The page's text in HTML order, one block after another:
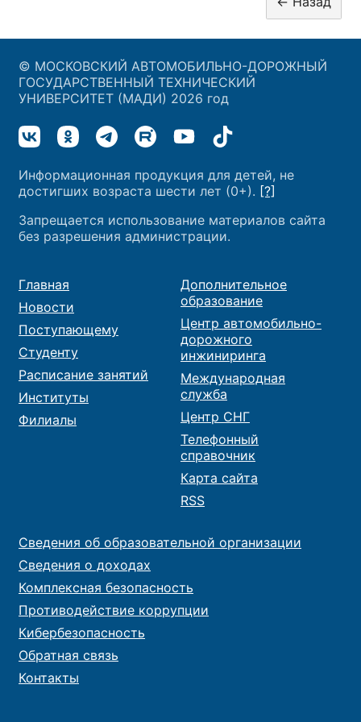
© МОСКОВСКИЙ АВТОМОБИЛЬНО-ДОРОЖНЫЙ
ГОСУДАРСТВЕННЫЙ ТЕХНИЧЕСКИЙ
УНИВЕРСИТЕТ (МАДИ) 2026 год
Информационная продукция для детей, не
достигших возраста шести лет (0+). [?]
Запрещается использование материалов сайта
без разрешения администрации.
Главная
Новости
Поступающему
Студенту
Расписание занятий
Институты
Филиалы
Дополнительное
образование
Центр автомобильно-
дорожного
инжиниринга
Международная
служба
Центр СНГ
Телефонный
справочник
Карта сайта
RSS
Сведения об образовательной организации
Сведения о доходах
Комплексная безопасность
Противодействие коррупции
Кибербезопасность
Обратная связь
Контакты